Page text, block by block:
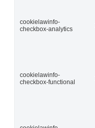
cookielawinfo-
checkbox-analytics
cookielawinfo-
checkbox-functional